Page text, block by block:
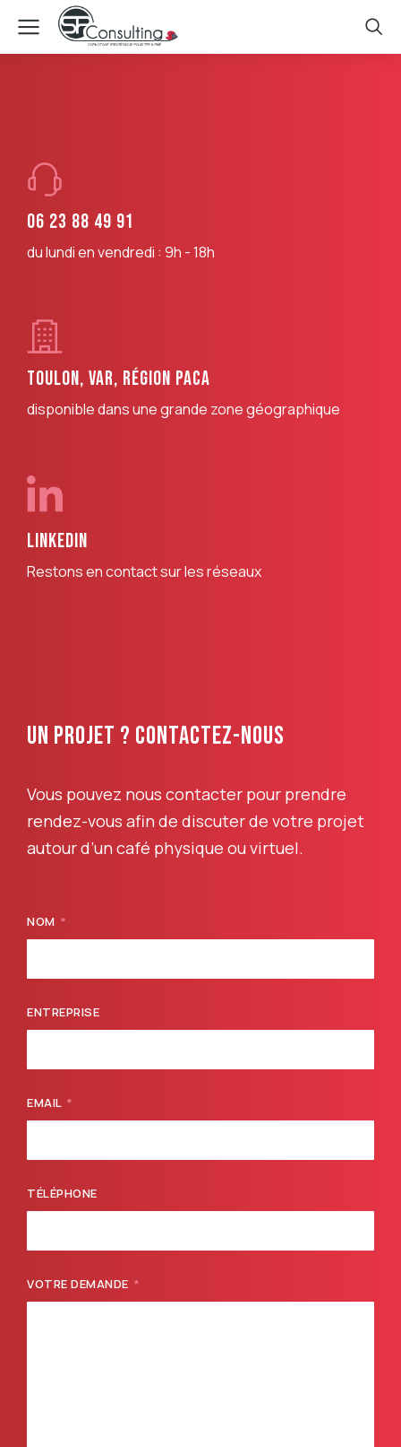
06 23 88 49 91
du lundi en vendredi : 9h - 18h
Toulon, Var, Région PACA
disponible dans une grande zone géographique
Linkedin
Restons en contact sur les réseaux
UN PROJET ? CONTACTEZ-NOUS
Vous pouvez nous contacter pour prendre
rendez-vous afin de discuter de votre projet
autour d’un café physique ou virtuel.
NOM
ENTREPRISE
EMAIL
TÉLÉPHONE
VOTRE DEMANDE